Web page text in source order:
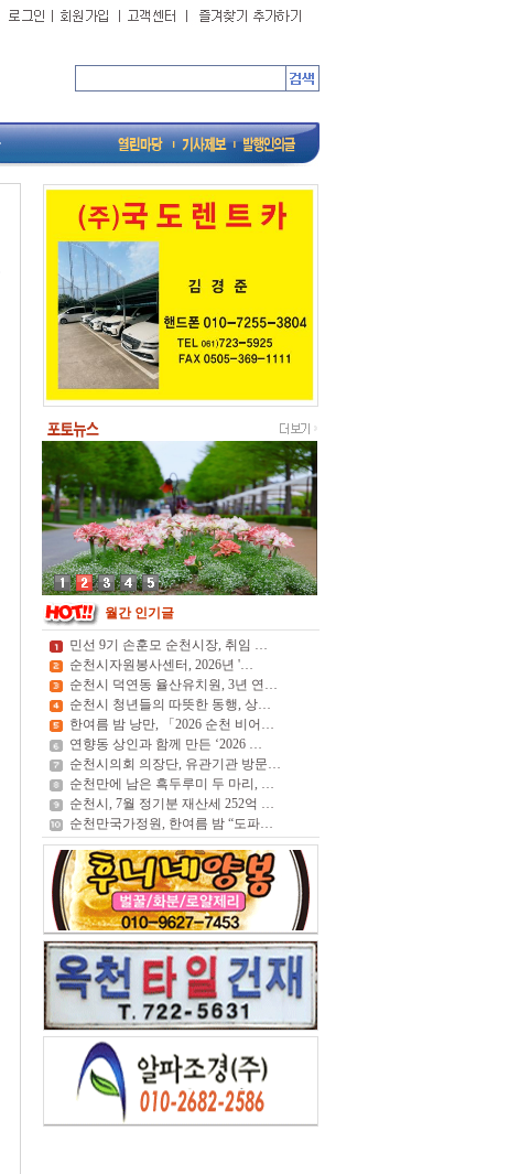
월간 인기글
민선 9기 손훈모 순천시장, 취임 …
순천시자원봉사센터, 2026년 '…
순천시 덕연동 율산유치원, 3년 연…
순천시 청년들의 따뜻한 동행, 상…
한여름 밤 낭만, 「2026 순천 비어…
연향동 상인과 함께 만든 ‘2026 …
순천시의회 의장단, 유관기관 방문…
순천만에 남은 흑두루미 두 마리, …
순천시, 7월 정기분 재산세 252억 …
순천만국가정원, 한여름 밤 “도파…